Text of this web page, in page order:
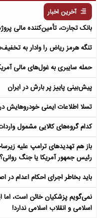
آخرین اخبار
بانک تجارت، تأمین‌کننده مالی پروژه
تنگه هرمز ریاض را وادار به
حمله سایبری به غول‌های مالی
پیش‌بینی پاییز پر بارش در ایران
تسلا اطلاعات ایمنی خودروهایش
کدام گروه‌های کالایی مشمول
باز هم تهدیدهای ترامپ علیه
رئیس جمهور آمریکا یا جنگ روانی؟
باید بخاطر اجرای احکام اعدام در
نمی‌گویم پزشکیان خائن است،
اسلامی و انقلاب اسلامی ندارد!